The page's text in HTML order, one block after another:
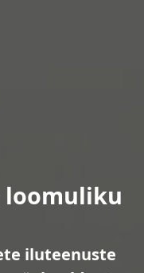
loomuliku
iluteenuste